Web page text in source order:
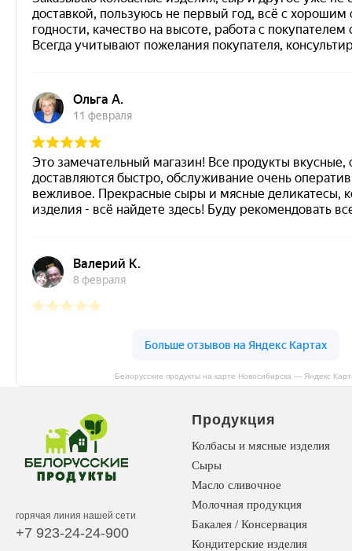
Белорусские продукты на карте Новосибирска — Яндекс
горячая линия нашей сети
+7 923-24-24-900
Продукция
Колбасы и мясные изделия
Сыры
Масло сливочное
Молочная продукция
Бакалея / Консервация
Кондитерские изделия